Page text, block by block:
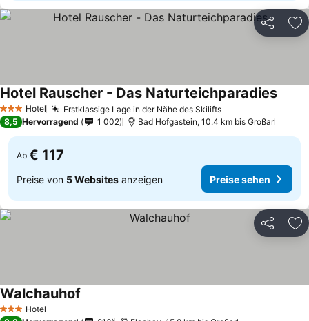
Teilen
3 SterneHotel Erstklassige Lage in der Nähe des Skilifts
Hotel Rauscher - Das Naturteichparadies
8,5 Hervorragend 1 002 Bad Hofgastein, 10.4 km bis Großarl
Ab € 117
Preise von 5 Websites anzeigen Preise sehen
Teilen
3 SterneHotel
Walchauhof